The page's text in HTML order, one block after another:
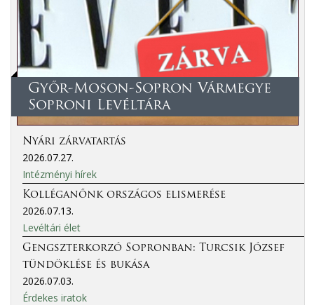
Győr-Moson-Sopron Vármegye
Soproni Levéltára
Nyári zárvatartás
2026.07.27.
Intézményi hírek
Kolléganőnk országos elismerése
2026.07.13.
Levéltári élet
Gengszterkorzó Sopronban: Turcsik József
tündöklése és bukása
2026.07.03.
Érdekes iratok